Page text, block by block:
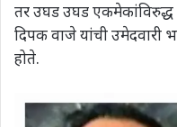
तर उघड उघड
दिपक वाजे यांची उमेदवारी
होते.